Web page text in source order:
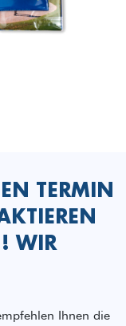
TERMIN
WIR
Ihnen die